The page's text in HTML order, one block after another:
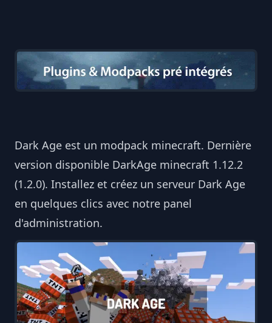
Dark Age est un modpack minecraft. Dernière
version disponible DarkAge minecraft 1.12.2
(1.2.0). Installez et créez un serveur Dark Age
en quelques clics avec notre panel
d'administration.